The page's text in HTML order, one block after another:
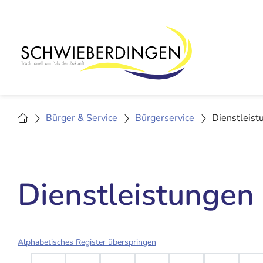
Bürger & Service Bürgerservice
Dienstleistungen
Alphabetisches Register überspringen